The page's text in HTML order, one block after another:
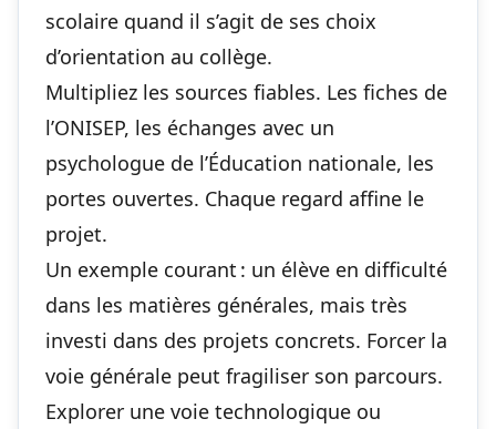
scolaire quand il s’agit de ses choix
d’orientation au collège.
Multipliez les sources fiables. Les fiches de
l’ONISEP, les échanges avec un
psychologue de l’Éducation nationale, les
portes ouvertes. Chaque regard affine le
projet.
Un exemple courant : un élève en difficulté
dans les matières générales, mais très
investi dans des projets concrets. Forcer la
voie générale peut fragiliser son parcours.
Explorer une voie technologique ou